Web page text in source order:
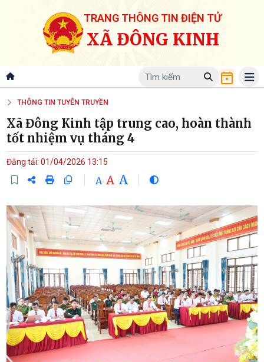
TRANG THÔNG TIN ĐIỆN TỬ
XÃ ĐÔNG KINH
THÔNG TIN TUYÊN TRUYỀN
Xã Đông Kinh tập trung cao, hoàn thành
tốt nhiệm vụ tháng 4
Đăng tải: 01/04/2026 13:15
A A A